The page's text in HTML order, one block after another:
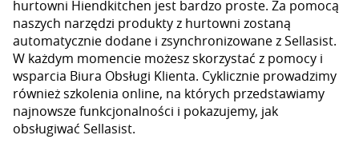
hurtowni Hiendkitchen jest bardzo proste. Za pomocą
naszych narzędzi produkty z hurtowni zostaną
automatycznie dodane i zsynchronizowane z Sellasist.
W każdym momencie możesz skorzystać z pomocy i
wsparcia Biura Obsługi Klienta. Cyklicznie prowadzimy
również szkolenia online, na których przedstawiamy
najnowsze funkcjonalności i pokazujemy, jak
obsługiwać Sellasist.